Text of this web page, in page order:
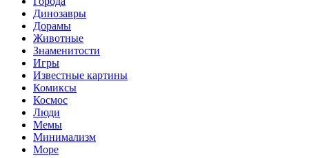
Динозавры
Дорамы
Животные
Знаменитости
Игры
Известные картины
Комиксы
Космос
Люди
Мемы
Минимализм
Море